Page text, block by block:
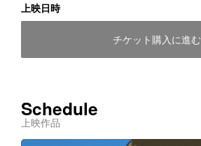
上映日時
チケット購入に進む
Schedule
上映作品